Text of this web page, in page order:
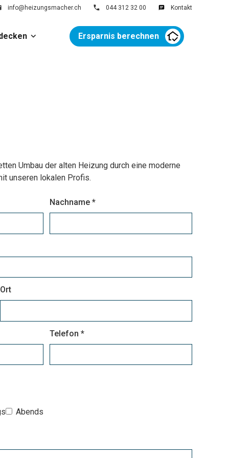
info@heizungsmacher.ch 044 312 32 00 Kontakt
Ersparnis berechnen
Umbau der alten Heizung durch eine moderne
unseren lokalen Profis.
Nachname *
Ort
Telefon *
Abends